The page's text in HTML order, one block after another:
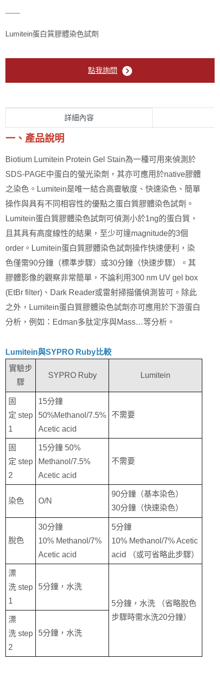
Protein gel stain (蛋白質膠染色)
Total protein normalization (蛋白質量標準化試
劑)
Recombinant Protein
Plant & Agricultural Science
Lumitein蛋白質膠體染色試劑
點我詢問
詳細內容
一、產品說明
Biotium Lumitein Protein Gel Stain為一種可用來偵測於
SDS-PAGE中蛋白的螢光染劑，其亦可應用於native膠體
之染色。Lumitein是唯一結合高靈敏度、快速染色、簡單
操作與具有不同相容性的優點之蛋白質膠體染色試劑。
Lumitein蛋白質膠體染色試劑可偵測小於1ng的蛋白質，
且其具有高度線性的結果，至少可達magnitude的3個
order。Lumitein蛋白質膠體染色試劑操作快速便利，染
色僅需90分鐘（標準步驟）或30分鐘（快速步驟）。其
膠體影像的觀察非常簡單，不論利用300 nm UV gel box
(EtBr filter)、Dark Reader或雷射掃描儀偵測皆可。除此
之外，Lumitein蛋白質膠體染色試劑亦可應用於下游蛋白
分析，例如：Edman多肽定序與Mass…等分析。
Lumitein與SYPRO Ruby比較
實驗步
驟
SYPRO Ruby Lumitein
固
定 step
1
15分鐘
50%Methanol/7.5%
Acetic acid
不需要
固
定 step
2
15分鐘 50%
Methanol/7.5%
Acetic acid
不需要
染色 O/N
90分鐘（基本染色）
30分鐘（快速染色）
脫色
30分鐘
10% Methanol/7%
Acetic acid
5分鐘
10% Methanol/7% Acetic
acid （或可省略此步驟）
漂
洗 step
1
5分鐘，水洗
5分鐘，水洗 （省略脫色
步驟時需水洗20分鐘）
漂
洗 step
2
5分鐘，水洗